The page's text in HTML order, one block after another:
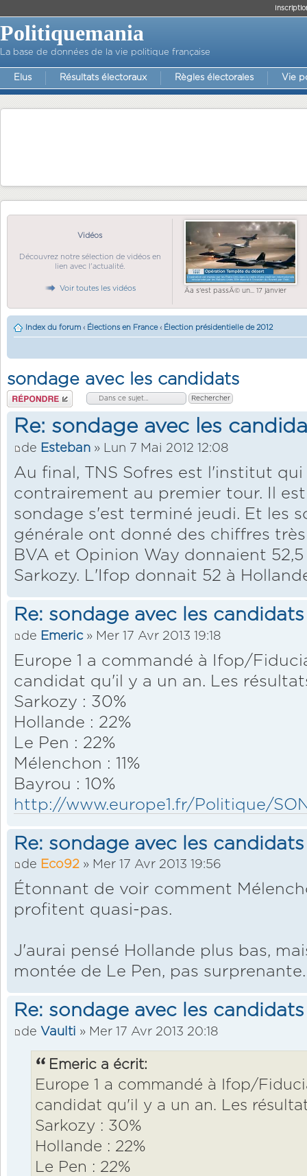
Politiquemania
La base de données de la vie politique française
Elus Résultats électoraux Règles électorales Vie
Vidéos
Découvrez notre sélection de vidéos en
lien avec l'actualité.
Voir toutes les vidéos Ãa s'est passÃ© un... 17 janvier
Index du forum ‹ Élections en France ‹ Élection présidentielle de 2012
sondage avec les candidats
Répondre
Re: sondage avec les
de Esteban » Lun 7 Mai 2012 12:08
Au final, TNS Sofres est l'institut
contrairement au premier tour. Il
sondage s'est terminé jeudi. Et les
générale ont donné des chiffres
BVA et Opinion Way donnaient
Sarkozy. L'Ifop donnait 52 à
Re: sondage avec les candidats
de Emeric» Mer 17 Avr 2013 19:18
Europe 1 a commandé à Ifop/
candidat qu'il y a un an. Les
Sarkozy : 30%
Hollande : 22%
Le Pen : 22%
Mélenchon : 11%
Bayrou : 10%
http://www.europe1.fr/Politique/
Re: sondage avec les candidats
de Eco92 » Mer 17 Avr 2013 19:56
Étonnant de voir comment
profitent quasi-pas.
J'aurai pensé Hollande plus bas,
montée de Le Pen, pas surprenante.
Re: sondage avec les candidats
de Vaulti » Mer 17 Avr 2013 20:18
Emeric a écrit:
Europe 1 a commandé à Ifop/
candidat qu'il y a un an. Les
Sarkozy : 30%
Hollande : 22%
Le Pen : 22%